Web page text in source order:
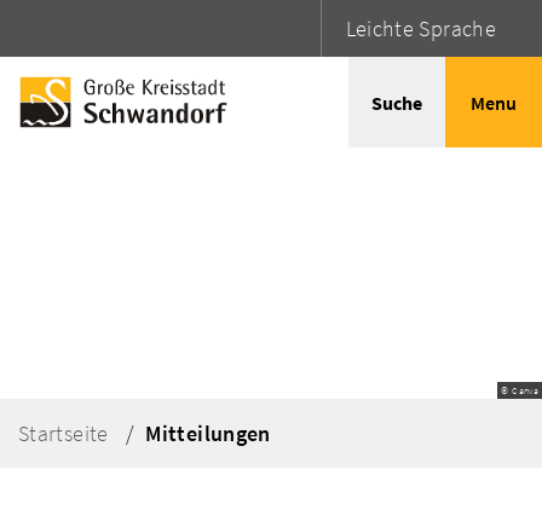
Leichte Sprache
Suche Menu
© Canva
Startseite Mitteilungen